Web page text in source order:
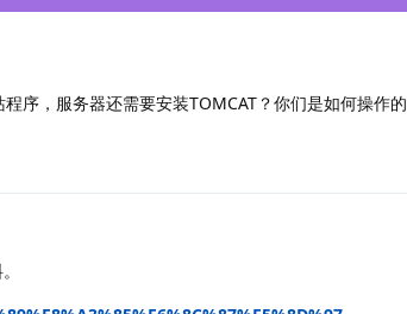
序，服务器还需要安装TOMCAT？你们是如何操作的